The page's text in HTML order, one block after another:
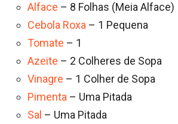
Alface – 8 Folhas (Meia Alface)
Cebola Roxa – 1 Pequena
Tomate – 1
Azeite – 2 Colheres de Sopa
Vinagre – 1 Colher de Sopa
Pimenta – Uma Pitada
Sal – Uma Pitada